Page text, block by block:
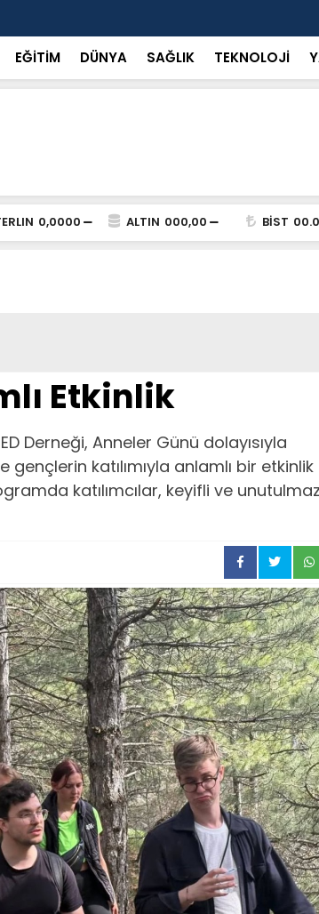
EĞİTİM DÜNYA SAĞLIK TEKNOLOJİ
0,0000 ALTIN 000,00 BİST
Etkinlik
Derneği, Anneler Günü dolayısıyla
gençlerin katılımıyla anlamlı bir etkinlik
katılımcılar, keyifli ve unutulmaz